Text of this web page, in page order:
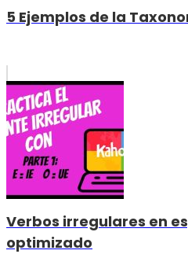
5 Ejemplos de la
Verbos irregulares en
optimizado